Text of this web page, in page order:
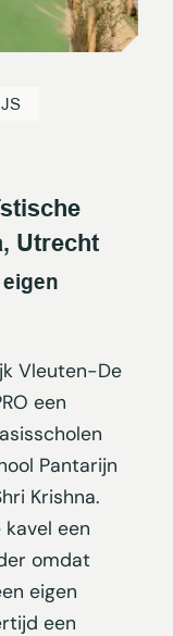
Utrecht
Vleuten-De
een
Pantarijn
Krishna.
een
omdat
eigen
een